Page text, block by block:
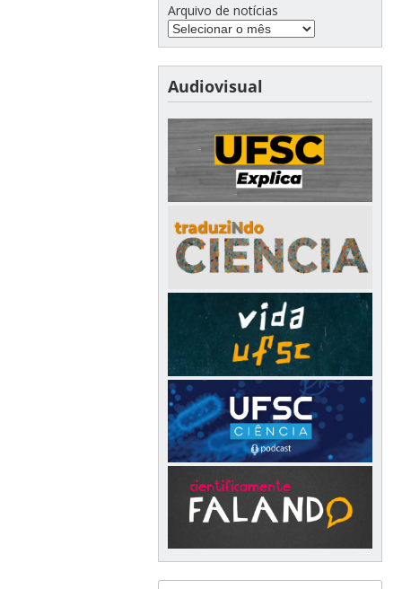
Arquivo de notícias
Audiovisual